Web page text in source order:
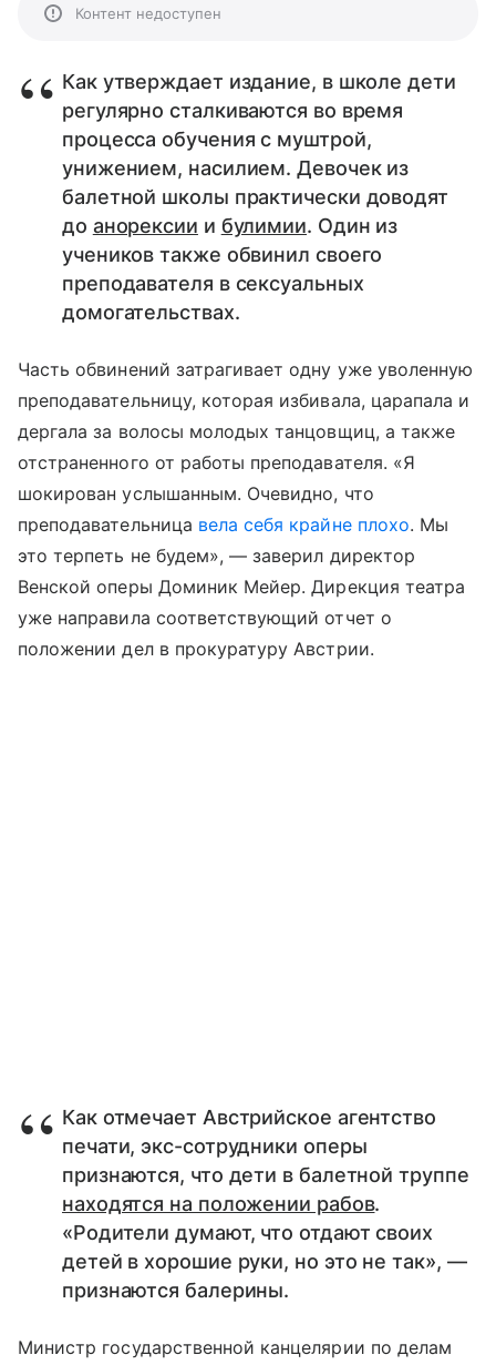
Контент недоступен
Как утверждает издание, в школе дети
регулярно сталкиваются во время
процесса обучения с муштрой,
унижением, насилием. Девочек из
балетной школы практически доводят
до анорексии и булимии. Один из
учеников также обвинил своего
преподавателя в сексуальных
домогательствах.
Часть обвинений затрагивает одну уже уволенную
преподавательницу, которая избивала, царапала и
дергала за волосы молодых танцовщиц, а также
отстраненного от работы преподавателя. «Я
шокирован услышанным. Очевидно, что
преподавательница вела себя крайне плохо. Мы
это терпеть не будем», — заверил директор
Венской оперы Доминик Мейер. Дирекция театра
уже направила соответствующий отчет о
положении дел в прокуратуру Австрии.
Как отмечает Австрийское агентство
печати, экс-сотрудники оперы
признаются, что дети в балетной труппе
находятся на положении рабов.
«Родители думают, что отдают своих
детей в хорошие руки, но это не так», —
признаются балерины.
Министр государственной канцелярии по делам